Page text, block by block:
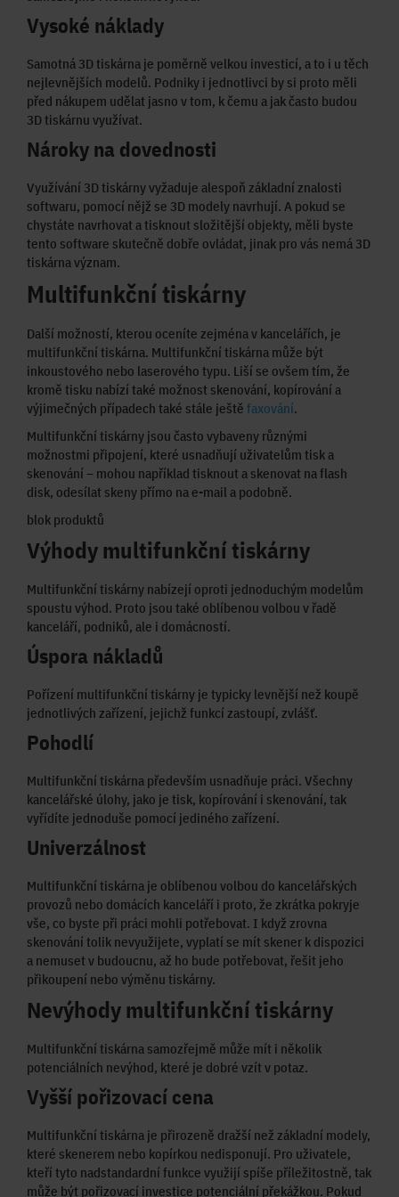
Vysoké náklady
Samotná 3D tiskárna je poměrně velkou investicí, a to i u těch
nejlevnějších modelů. Podniky i jednotlivci by si proto měli
před nákupem udělat jasno v tom, k čemu a jak často budou
3D tiskárnu využívat.
Nároky na dovednosti
Využívání 3D tiskárny vyžaduje alespoň základní znalosti
softwaru, pomocí nějž se 3D modely navrhují. A pokud se
chystáte navrhovat a tisknout složitější objekty, měli byste
tento software skutečně dobře ovládat, jinak pro vás nemá 3D
tiskárna význam.
Multifunkční tiskárny
Další možností, kterou oceníte zejména v kancelářích, je
multifunkční tiskárna. Multifunkční tiskárna může být
inkoustového nebo laserového typu. Liší se ovšem tím, že
kromě tisku nabízí také možnost skenování, kopírování a
výjimečných případech také stále ještě faxování.
Multifunkční tiskárny jsou často vybaveny různými
možnostmi připojení, které usnadňují uživatelům tisk a
skenování – mohou například tisknout a skenovat na flash
disk, odesílat skeny přímo na e-mail a podobně.
blok produktů
Výhody multifunkční tiskárny
Multifunkční tiskárny nabízejí oproti jednoduchým modelům
spoustu výhod. Proto jsou také oblíbenou volbou v řadě
kanceláří, podniků, ale i domácností.
Úspora nákladů
Pořízení multifunkční tiskárny je typicky levnější než koupě
jednotlivých zařízení, jejichž funkcí zastoupí, zvlášť.
Pohodlí
Multifunkční tiskárna především usnadňuje práci. Všechny
kancelářské úlohy, jako je tisk, kopírování i skenování, tak
vyřídíte jednoduše pomocí jediného zařízení.
Univerzálnost
Multifunkční tiskárna je oblíbenou volbou do kancelářských
provozů nebo domácích kanceláří i proto, že zkrátka pokryje
vše, co byste při práci mohli potřebovat. I když zrovna
skenování tolik nevyužijete, vyplatí se mít skener k dispozici
a nemuset v budoucnu, až ho bude potřebovat, řešit jeho
přikoupení nebo výměnu tiskárny.
Nevýhody multifunkční tiskárny
Multifunkční tiskárna samozřejmě může mít i několik
potenciálních nevýhod, které je dobré vzít v potaz.
Vyšší pořizovací cena
Multifunkční tiskárna je přirozeně dražší než základní modely,
které skenerem nebo kopírkou nedisponují. Pro uživatele,
kteří tyto nadstandardní funkce využijí spíše příležitostně, tak
může být pořizovací investice potenciální překážkou. Pokud